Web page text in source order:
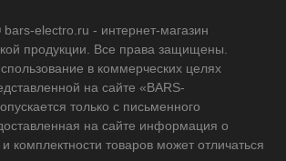
electro.ru - интернет-магазин
продукции. Все права защищены.
в коммерческих целях
на сайте «BARS-
только с письменного
на сайте информация о
и комплектности товаров может отличаться